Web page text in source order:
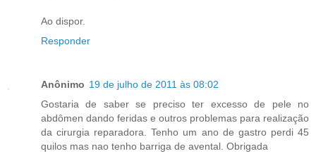
Ao dispor.
Responder
Anônimo 19 de julho de 2011 às 08:02
Gostaria de saber se preciso ter excesso de pele no
abdômen dando feridas e outros problemas para realização
da cirurgia reparadora. Tenho um ano de gastro perdi 45
quilos mas nao tenho barriga de avental. Obrigada